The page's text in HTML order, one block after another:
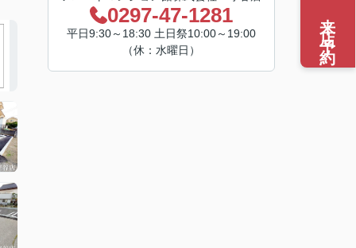
0297-47-1281
平日9:30～18:30 土日祭10:00～19:00
（休：水曜日）
来店予約